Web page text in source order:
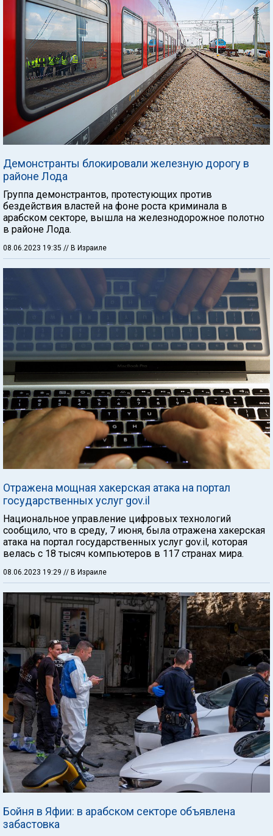
Демонстранты блокировали железную дорогу в
районе Лода
Группа демонстрантов, протестующих против
бездействия властей на фоне роста криминала в
арабском секторе, вышла на железнодорожное полотно
в районе Лода.
08.06.2023 19:35 // В Израиле
Отражена мощная хакерская атака на портал
государственных услуг gov.il
Национальное управление цифровых технологий
сообщило, что в среду, 7 июня, была отражена хакерская
атака на портал государственных услуг gov.il, которая
велась с 18 тысяч компьютеров в 117 странах мира.
08.06.2023 19:29 // В Израиле
Бойня в Яфии: в арабском секторе объявлена
забастовка